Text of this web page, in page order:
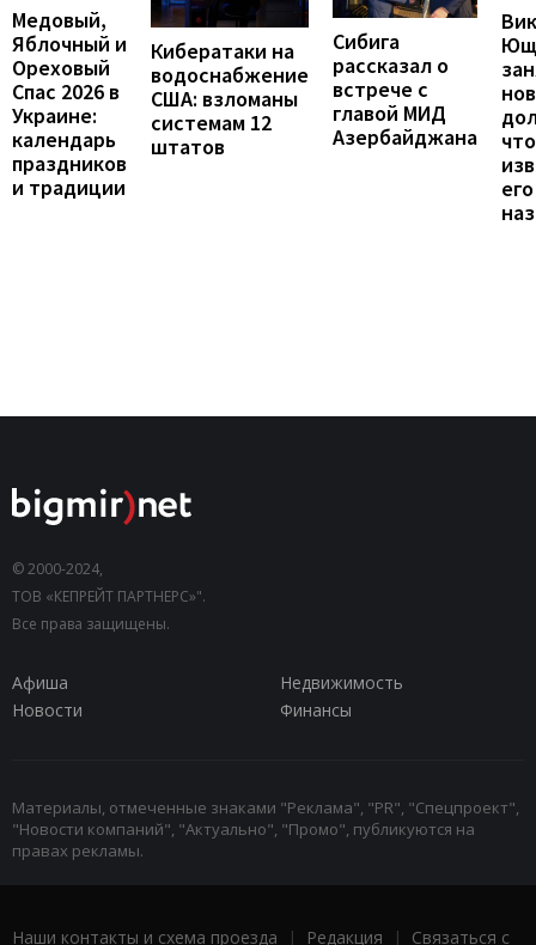
Медовый,
Яблочный и
Ореховый
Спас 2026 в
Украине:
календарь
праздников
и традиции
Кибератаки на
водоснабжение
США: взломаны
системам 12
штатов
Сибига
рассказал о
встрече с
главой МИД
Азербайджана
что
его
© 2000-2024,
ТОВ «КЕПРЕЙТ ПАРТНЕРС»".
Все права защищены.
Афиша
Недвижимость
Новости
Финансы
Материалы, отмеченные знаками "Реклама", "PR", "Спецпроект",
"Новости компаний", "Актуально", "Промо", публикуются на
правах рекламы.
Наши контакты и схема проезда | Редакция | Связаться с